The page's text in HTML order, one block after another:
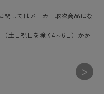
関してはメーカー取次商品にな
土日祝日を除く4～6日）かか
＞